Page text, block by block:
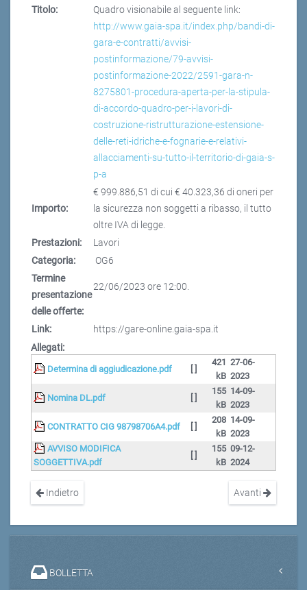
Titolo:
Quadro visionabile al seguente link:
http://www.gaia-spa.it/index.php/bandi-di-
gara-e-contratti/avvisi-
postinformazione/79-avvisi-
postinformazione-2022/2591-gara-n-
8275801-procedura-aperta-per-la-stipula-
di-accordo-quadro-per-i-lavori-di-
costruzione-ristrutturazione-estensione-
delle-reti-idriche-e-fognarie-e-relativi-
allacciamenti-su-tutto-il-territorio-di-gaia-s-
p-a
Importo:
€ 999.886,51 di cui € 40.323,36 di oneri per
la sicurezza non soggetti a ribasso, il tutto
oltre IVA di legge.
Prestazioni:
Lavori
Categoria:
OG6
Termine
presentazione
delle offerte:
22/06/2023 ore 12:00.
Link:
https://gare-online.gaia-spa.it
Allegati:
Determina di aggiudicazione.pdf
421
kB
27-06-
2023
Nomina DL.pdf
155
kB
14-09-
2023
CONTRATTO CIG 98798706A4.pdf
208
kB
14-09-
2023
AVVISO MODIFICA
SOGGETTIVA.pdf
155
kB
09-12-
2024
Indietro Avanti
BOLLETTA